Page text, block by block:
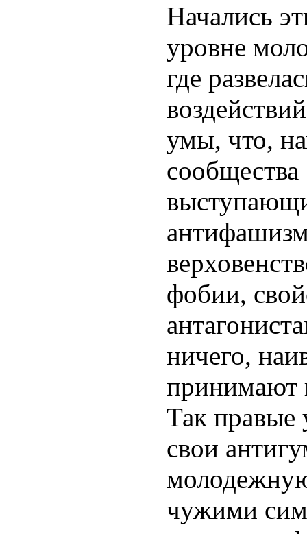
Начались
уровне
где
умы, что,
сообщества
фобии,
ничего,
принимают
Так правые
свои
чужими